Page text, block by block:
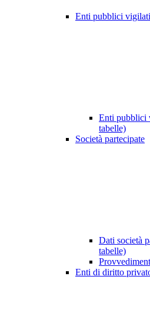
Enti pubblici vigilati
Enti pubblici
tabelle)
Società partecipate
Dati società
tabelle)
Enti di diritto